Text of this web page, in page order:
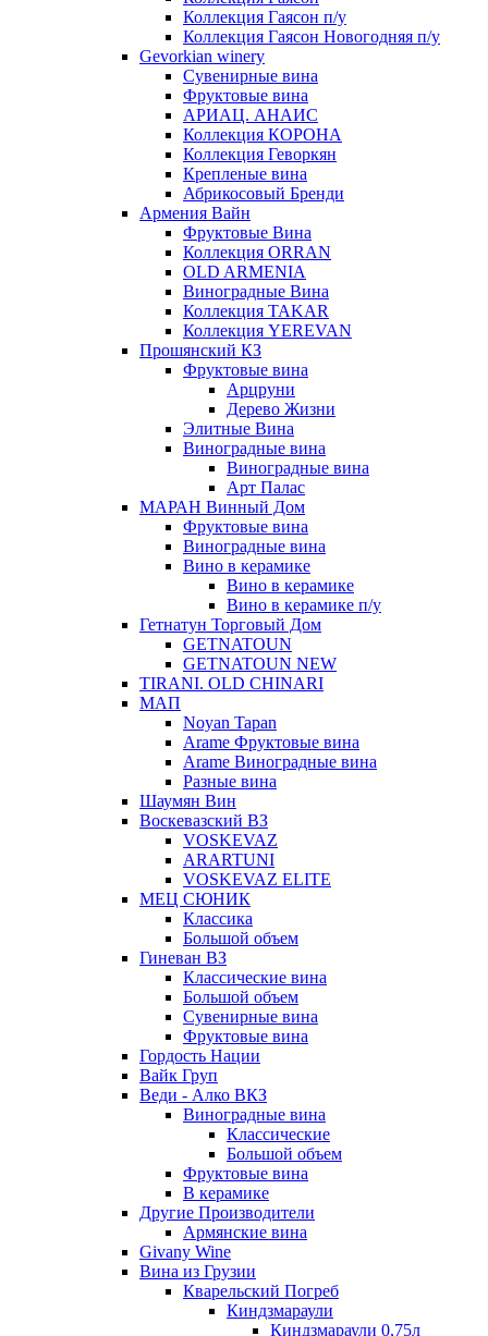
Коллекция Гаясон п/у
Коллекция Гаясон Новогодняя п/у
Gevorkian winery
Сувенирные вина
Фруктовые вина
АРИАЦ. АНАИС
Коллекция КОРОНА
Коллекция Геворкян
Крепленые вина
Абрикосовый Бренди
Армения Вайн
Фруктовые Вина
Коллекция ORRAN
OLD ARMENIA
Виноградные Вина
Коллекция TAKAR
Коллекция YEREVAN
Прошянский КЗ
Фруктовые вина
Арцруни
Дерево Жизни
Элитные Вина
Виноградные вина
Виноградные вина
Арт Палас
МАРАН Винный Дом
Фруктовые вина
Виноградные вина
Вино в керамике
Вино в керамике
Вино в керамике п/у
Гетнатун Торговый Дом
GETNATOUN
GETNATOUN NEW
TIRANI. OLD CHINARI
МАП
Noyan Tapan
Arame Фруктовые вина
Arame Виноградные вина
Разные вина
Шаумян Вин
Воскевазский ВЗ
VOSKEVAZ
ARARTUNI
VOSKEVAZ ELITE
МЕЦ СЮНИК
Классика
Большой объем
Гиневан ВЗ
Классические вина
Большой объем
Сувенирные вина
Фруктовые вина
Гордость Нации
Вайк Груп
Веди - Алко ВКЗ
Виноградные вина
Классические
Большой объем
Фруктовые вина
В керамике
Другие Производители
Армянские вина
Givany Wine
Вина из Грузии
Кварельский Погреб
Киндзмараули
Киндзмараули 0,75л